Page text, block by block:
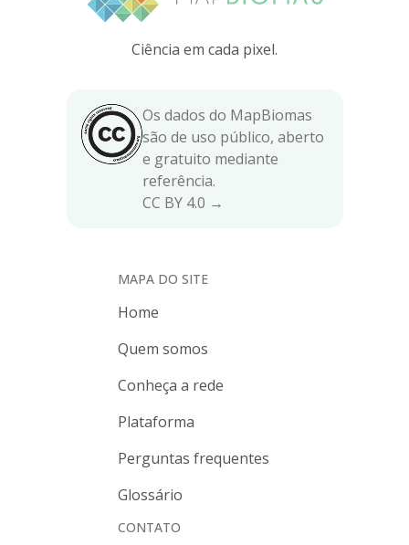
Ciência em cada pixel.
Os dados do MapBiomas
são de uso público, aberto
e gratuito mediante
referência.
CC BY 4.0 →
MAPA DO SITE
Home
Quem somos
Conheça a rede
Plataforma
Perguntas frequentes
Glossário
CONTATO